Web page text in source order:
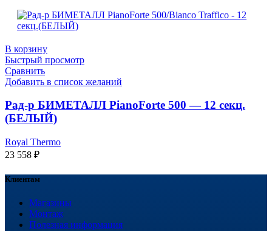
В корзину
Быстрый просмотр
Сравнить
Добавить в список желаний
Рад-р БИМЕТАЛЛ PianoForte 500 — 12 секц.
(БЕЛЫЙ)
Royal Thermo
23 558 ₽
Клиентам
Магазины
Монтаж
Полезная информация